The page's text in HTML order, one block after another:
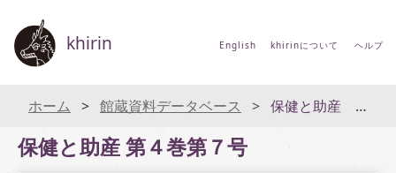
khirin English khirinについて ヘルプ
ホーム 館蔵資料データベース 保健と助産 第４巻第７号
保健と助産 第４巻第７号